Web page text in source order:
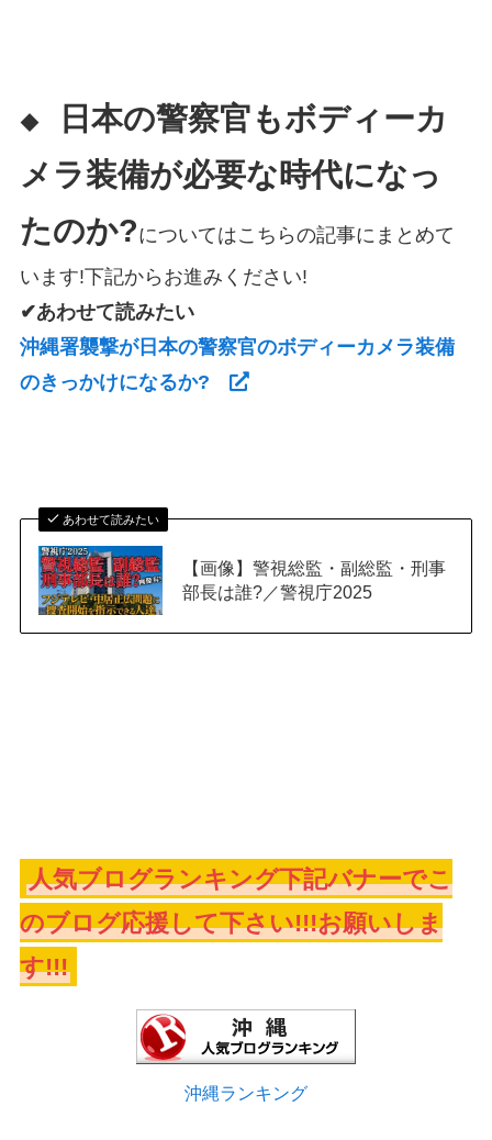
◆
日本の警察官もボディーカ
メラ装備が必要な時代になっ
たのか?についてはこちらの記事にまとめて
います!下記からお進みください!
✔あわせて読みたい
沖縄署襲撃が日本の警察官のボディーカメラ装備
のきっかけになるか?
あわせて読みたい
【画像】警視総監・副総監・刑事
部長は誰?／警視庁2025
人気ブログランキング下記バナーでこ
のブログ応援して下さい!!!お願いしま
す!!!
沖縄ランキング